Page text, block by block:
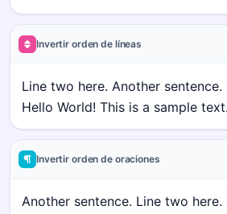
Invertir orden de líneas
Invertir orden de oraciones